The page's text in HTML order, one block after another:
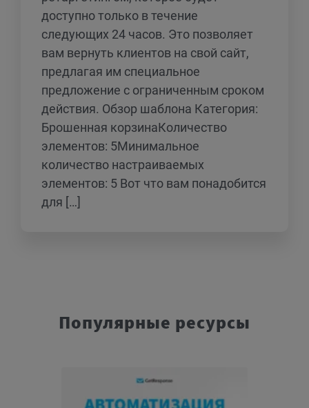
доступно только в течение
следующих 24 часов. Это позволяет
вам вернуть клиентов на свой сайт,
предлагая им специальное
предложение с ограниченным сроком
действия. Обзор шаблона Категория:
Брошенная корзинаКоличество
элементов: 5Минимальное
количество настраиваемых
элементов: 5 Вот что вам понадобится
для […]
Популярные ресурсы